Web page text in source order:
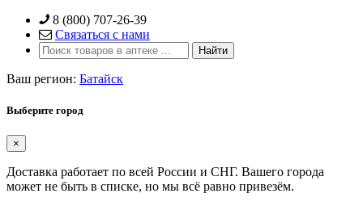
Skip
content
8 (800) 707-26-39
Связаться с нами
Ваш регион: Батайск
Выберите город
×
Доставка работает по всей России и СНГ. Вашего города
может не быть в списке, но мы всё равно привезём.